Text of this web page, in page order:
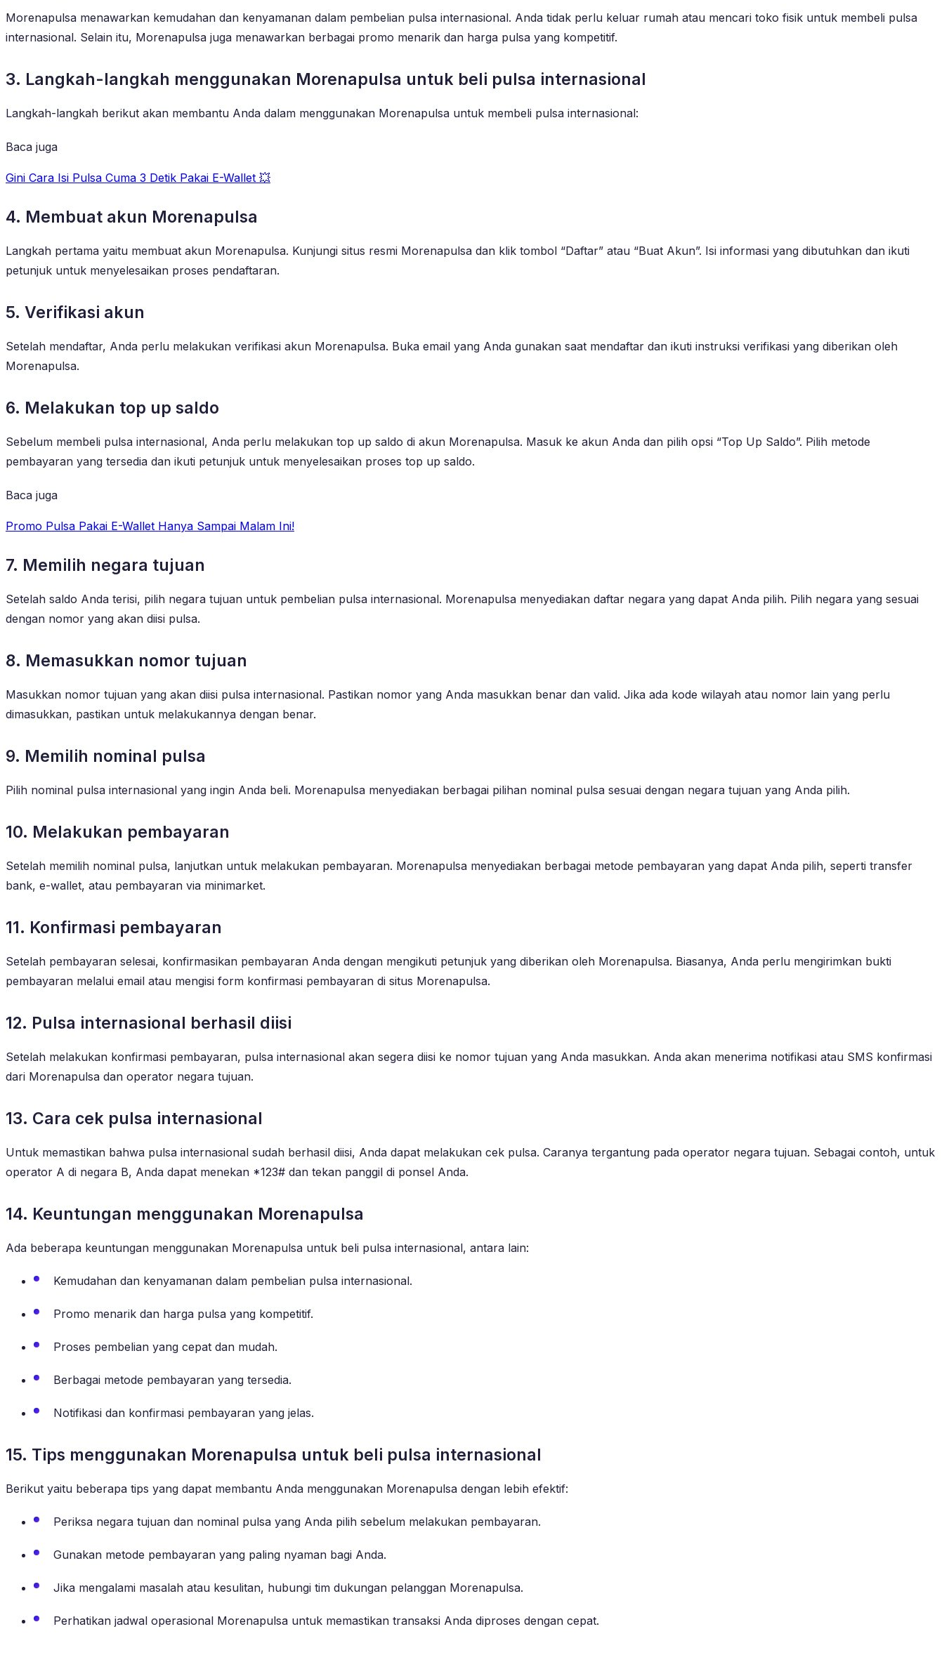
Morenapulsa menawarkan kemudahan dan kenyamanan dalam pembelian pulsa internasional. Anda tidak perlu keluar rumah atau mencari toko fisik untuk membeli pulsa
internasional. Selain itu, Morenapulsa juga menawarkan berbagai promo menarik dan harga pulsa yang kompetitif.
3. Langkah-langkah menggunakan Morenapulsa untuk beli pulsa internasional
Langkah-langkah berikut akan membantu Anda dalam menggunakan Morenapulsa untuk membeli pulsa internasional:
Baca juga
Gini Cara Isi Pulsa Cuma 3 Detik Pakai E-Wallet 💥
4. Membuat akun Morenapulsa
Langkah pertama yaitu membuat akun Morenapulsa. Kunjungi situs resmi Morenapulsa dan klik tombol “Daftar” atau “Buat Akun”. Isi informasi yang dibutuhkan dan ikuti
petunjuk untuk menyelesaikan proses pendaftaran.
5. Verifikasi akun
Setelah mendaftar, Anda perlu melakukan verifikasi akun Morenapulsa. Buka email yang Anda gunakan saat mendaftar dan ikuti instruksi verifikasi yang diberikan oleh
Morenapulsa.
6. Melakukan top up saldo
Sebelum membeli pulsa internasional, Anda perlu melakukan top up saldo di akun Morenapulsa. Masuk ke akun Anda dan pilih opsi “Top Up Saldo”. Pilih metode
pembayaran yang tersedia dan ikuti petunjuk untuk menyelesaikan proses top up saldo.
Baca juga
Promo Pulsa Pakai E-Wallet Hanya Sampai Malam Ini!
7. Memilih negara tujuan
Setelah saldo Anda terisi, pilih negara tujuan untuk pembelian pulsa internasional. Morenapulsa menyediakan daftar negara yang dapat Anda pilih. Pilih negara yang sesuai
dengan nomor yang akan diisi pulsa.
8. Memasukkan nomor tujuan
Masukkan nomor tujuan yang akan diisi pulsa internasional. Pastikan nomor yang Anda masukkan benar dan valid. Jika ada kode wilayah atau nomor lain yang perlu
dimasukkan, pastikan untuk melakukannya dengan benar.
9. Memilih nominal pulsa
Pilih nominal pulsa internasional yang ingin Anda beli. Morenapulsa menyediakan berbagai pilihan nominal pulsa sesuai dengan negara tujuan yang Anda pilih.
10. Melakukan pembayaran
Setelah memilih nominal pulsa, lanjutkan untuk melakukan pembayaran. Morenapulsa menyediakan berbagai metode pembayaran yang dapat Anda pilih, seperti transfer
bank, e-wallet, atau pembayaran via minimarket.
11. Konfirmasi pembayaran
Setelah pembayaran selesai, konfirmasikan pembayaran Anda dengan mengikuti petunjuk yang diberikan oleh Morenapulsa. Biasanya, Anda perlu mengirimkan bukti
pembayaran melalui email atau mengisi form konfirmasi pembayaran di situs Morenapulsa.
12. Pulsa internasional berhasil diisi
Setelah melakukan konfirmasi pembayaran, pulsa internasional akan segera diisi ke nomor tujuan yang Anda masukkan. Anda akan menerima notifikasi atau SMS konfirmasi
dari Morenapulsa dan operator negara tujuan.
13. Cara cek pulsa internasional
Untuk memastikan bahwa pulsa internasional sudah berhasil diisi, Anda dapat melakukan cek pulsa. Caranya tergantung pada operator negara tujuan. Sebagai contoh, untuk
operator A di negara B, Anda dapat menekan *123# dan tekan panggil di ponsel Anda.
14. Keuntungan menggunakan Morenapulsa
Ada beberapa keuntungan menggunakan Morenapulsa untuk beli pulsa internasional, antara lain:
Kemudahan dan kenyamanan dalam pembelian pulsa internasional.
Promo menarik dan harga pulsa yang kompetitif.
Proses pembelian yang cepat dan mudah.
Berbagai metode pembayaran yang tersedia.
Notifikasi dan konfirmasi pembayaran yang jelas.
15. Tips menggunakan Morenapulsa untuk beli pulsa internasional
Berikut yaitu beberapa tips yang dapat membantu Anda menggunakan Morenapulsa dengan lebih efektif:
Periksa negara tujuan dan nominal pulsa yang Anda pilih sebelum melakukan pembayaran.
Gunakan metode pembayaran yang paling nyaman bagi Anda.
Jika mengalami masalah atau kesulitan, hubungi tim dukungan pelanggan Morenapulsa.
Perhatikan jadwal operasional Morenapulsa untuk memastikan transaksi Anda diproses dengan cepat.